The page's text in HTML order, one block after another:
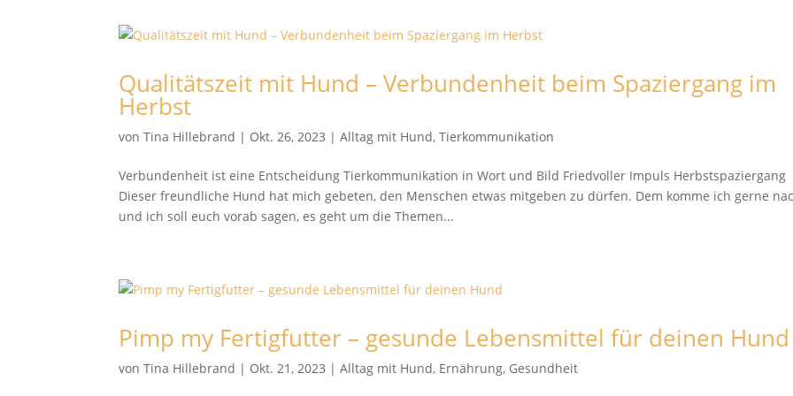
Qualitätszeit mit Hund – Verbundenheit beim Spaziergang im
Herbst
vonTina Hillebrand | Okt. 26, 2023 |Alltag mit Hund,Tierkommunikation
Verbundenheit ist eine Entscheidung Tierkommunikation in Wort und Bild Friedvoller Impuls Herbstspaziergang
Dieser freundliche Hund hat mich gebeten, den Menschen etwas mitgeben zu dürfen. Dem komme ich gerne
und ich soll euch vorab sagen, es geht um die Themen...
Pimp my Fertigfutter – gesunde Lebensmittel für deinen Hund
vonTina Hillebrand | Okt. 21, 2023 |Alltag mit Hund, Ernährung, Gesundheit